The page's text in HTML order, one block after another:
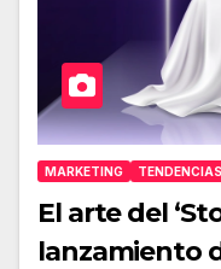
MARKETING TENDENCIAS
El arte del
lanzamiento